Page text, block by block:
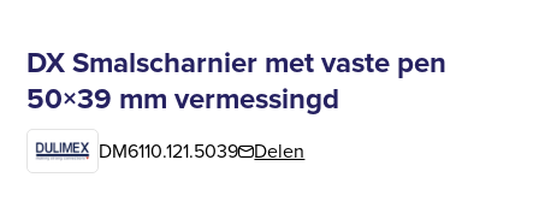
DX Smalscharnier met vaste pen
50×39 mm vermessingd
DM6110.121.5039 Delen